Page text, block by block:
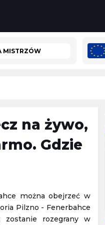
MISTRZÓW
na żywo,
Gdzie
można obejrzeć w
Pilzno - Fenerbahce
zostanie rozegrany w